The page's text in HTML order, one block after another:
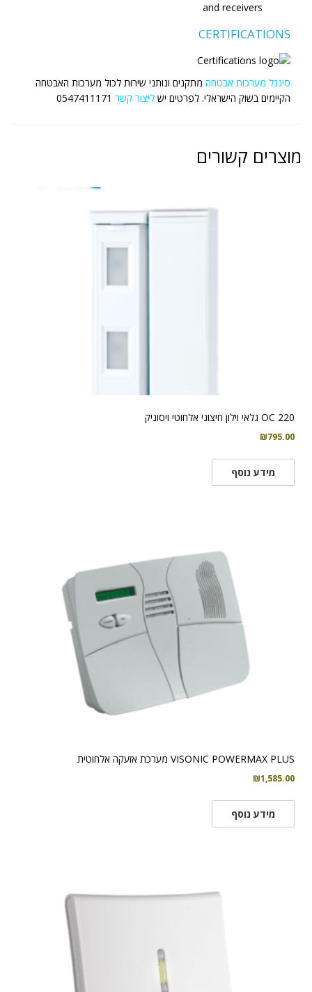
and receivers
CERTIFICATIONS
סיגנל מערכות אבטחה מתקנים ונותני שירות לכול מערכות האבטחה
הקיימים בשוק הישראלי. לפרטים יש ליצור קשר
מוצרים קשורים
OC 220 גלאי וילון חיצוני אלחוטי ויסוניק
₪795.00
מידע נוסף
VISONIC POWERMAX PLUS מערכת אזעקה אלחוטית
₪1,585.00
מידע נוסף